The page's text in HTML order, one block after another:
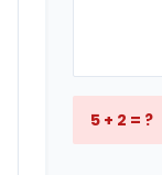
5 + 2 = ?